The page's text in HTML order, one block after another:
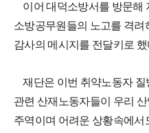
이어 대덕소방서를 방문해
소방공무원들의 노고를 격려
감사의 메시지를 전달키로
재단은 이번 취약노동자
관련 산재노동자들이 우리
주역이며 어려운 상황속에